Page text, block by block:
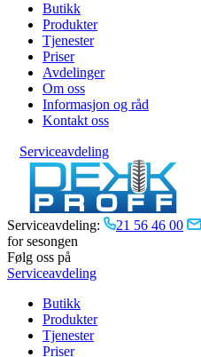
Butikk
Produkter
Tjenester
Priser
Avdelinger
Om oss
Informasjon og råd
Kontakt oss
Serviceavdeling
Serviceavdeling: 21 56 46 00
for sesongen
Følg oss på
Serviceavdeling
Butikk
Produkter
Tjenester
Priser